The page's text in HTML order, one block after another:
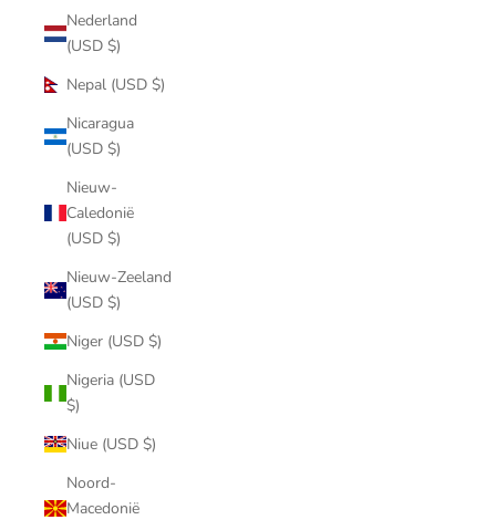
Nederland
(USD $)
Nepal (USD $)
Nicaragua
(USD $)
Nieuw-
Caledonië
(USD $)
Nieuw-Zeeland
(USD $)
Niger (USD $)
Nigeria (USD
$)
Niue (USD $)
Noord-
Macedonië